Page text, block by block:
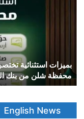
بميزات استثنائية
محفظة شلن من بنك